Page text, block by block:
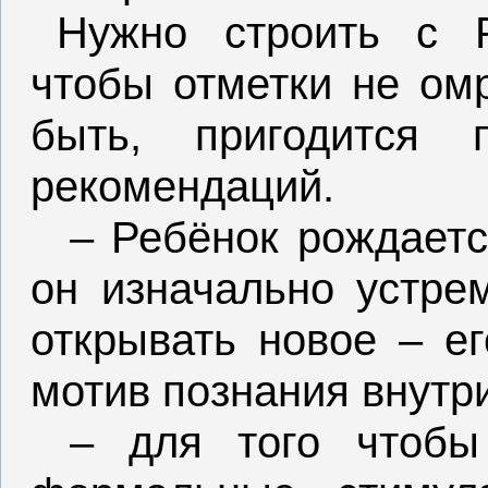
Нужно строить с
чтобы отметки не
быть, пригодится
рекомендаций.
– Ребёнок
он изначально
открывать новое –
мотив познания
– для того